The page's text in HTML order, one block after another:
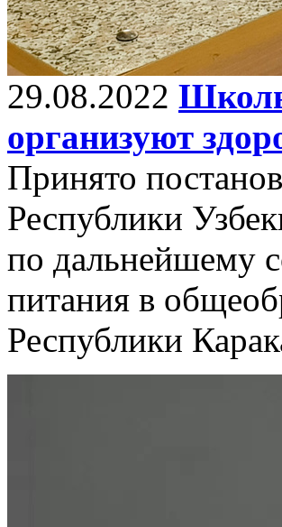
29.08.2022
организуют
Принято
Республики
по дальнейшему
питания в
Республики